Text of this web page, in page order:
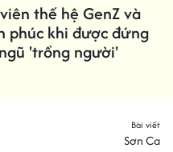
thế hệ GenZ và
phúc khi được đứng
'trồng người'
Bài viết
Sơn Ca